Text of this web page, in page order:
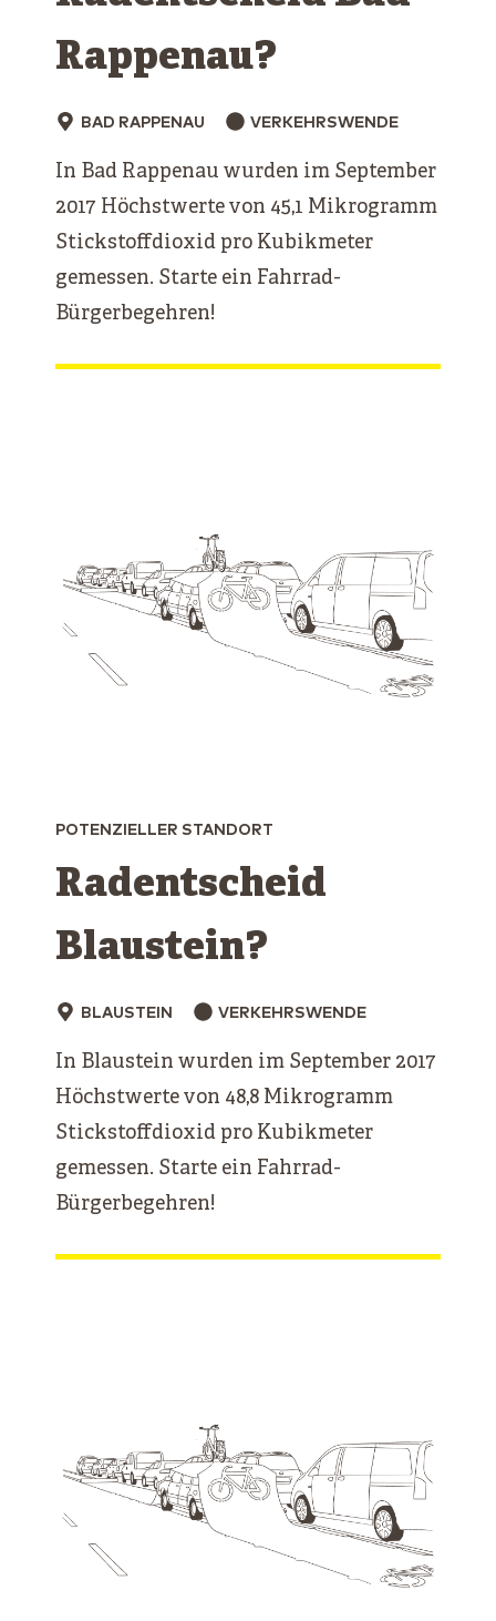
Rappenau?
BAD RAPPENAU VERKEHRSWENDE
In Bad Rappenau wurden im September
2017 Höchstwerte von 45,1 Mikrogramm
Stickstoffdioxid pro Kubikmeter
gemessen. Starte ein Fahrrad-
Bürgerbegehren!
POTENZIELLER STANDORT
Radentscheid
Blaustein?
BLAUSTEIN VERKEHRSWENDE
In Blaustein wurden im September 2017
Höchstwerte von 48,8 Mikrogramm
Stickstoffdioxid pro Kubikmeter
gemessen. Starte ein Fahrrad-
Bürgerbegehren!